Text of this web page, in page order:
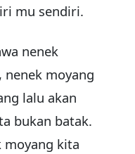
mu sendiri.
nenek
moyang
lalu akan
bukan batak.
moyang kita